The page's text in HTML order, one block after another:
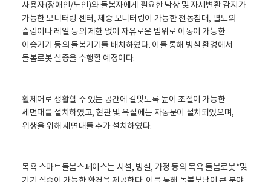
사용자(장애인/노인)와 돌봄자에게 필요한 낙상 및 자세변환 감지가
가능한 모니터링 센터, 체중 모니터링이 가능한 전동침대, 별도의
슬링이나 레일 등의 제한 없이 자유로운 범위로 이동이 가능한
이승기기 등의 돌봄기기를 배치하였다. 이를 통해 병실 환경에서
돌봄로봇 실증을 수행할 예정이다.
휠체어로 생활할 수 있는 공간에 걸맞도록 높이 조절이 가능한
세면대를 설치하였고, 현관 및 욕실에는 자동문이 설치되었으며,
위생을 위해 세면대를 추가 설치하였다.
목욕 스마트돌봄스페이스는 시설, 병실, 가정 등의 목욕 돌봄로봇*및